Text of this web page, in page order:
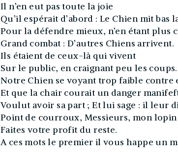
Il n’en eut pas toute la joie
Qu’il espérait d’abord : Le Chien mit bas
Pour la défendre mieux, n’en étant plus
Grand combat : D’autres Chiens arrivent.
Ils étaient de ceux-là qui vivent
Sur le public, en craignant peu les coups.
Notre Chien se voyant trop faible contre
Et que la chair courait un danger
Voulut avoir sa part ; Et lui sage : il leur
Point de courroux, Messieurs, mon
Faites votre profit du reste.
A ces mots le premier il vous happe un